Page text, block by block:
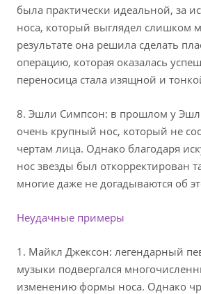
была практически идеальной, за
носа, который выглядел слишком
результате она решила сделать
операцию, которая оказалась
переносица стала изящной и
8. Эшли Симпсон: в прошлом у
очень крупный нос, который не
чертам лица. Однако благодаря
нос звезды был откорректирован
многие даже не догадываются об
Неудачные примеры
1. Майкл Джексон: легендарный
музыки подвергался
изменению формы носа. Однако